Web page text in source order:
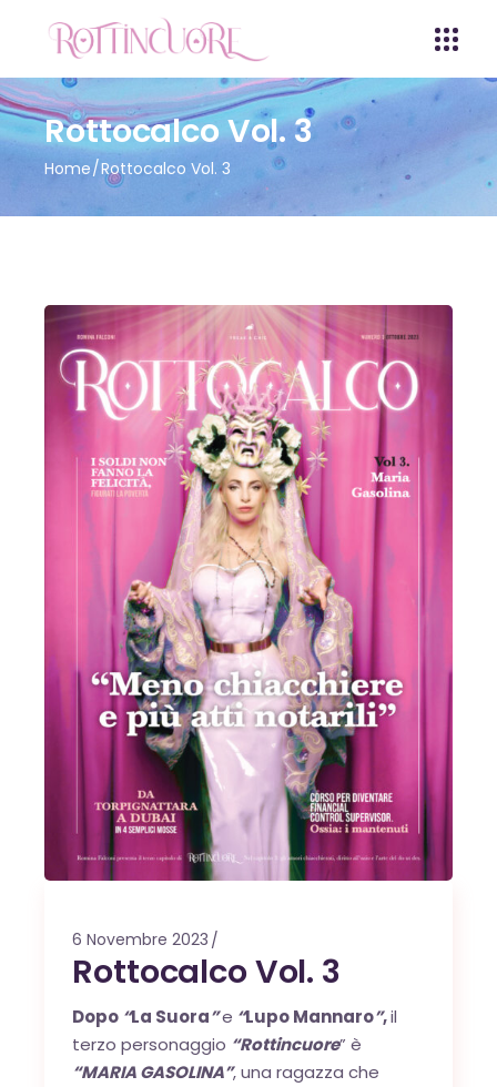
Rottocalco Vol. 3
Home Rottocalco Vol. 3
6 Novembre 2023
Rottocalco Vol. 3
Dopo “La Suora”e “Lupo Mannaro”,il
terzo personaggio “Rottincuore” è
“MARIA GASOLINA”, una ragazza che